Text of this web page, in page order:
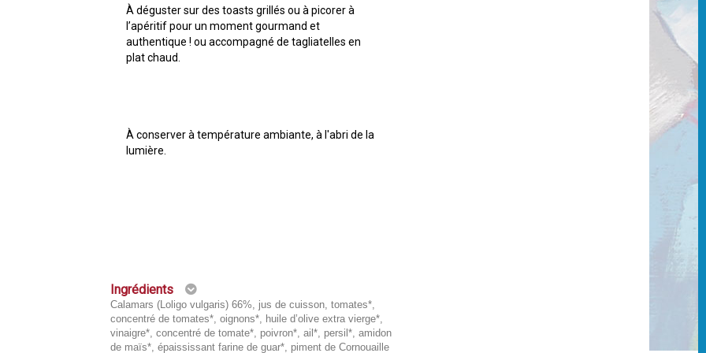
À déguster sur des toasts grillés ou à picorer à
l’apéritif pour un moment gourmand et
authentique ! ou accompagné de tagliatelles en
plat chaud.
À conserver à température ambiante, à l'abri de la
lumière.
Ingrédients
Calamars (Loligo vulgaris) 66%, jus de cuisson, tomates*,
concentré de tomates*, oignons*, huile d’olive extra vierge*,
vinaigre*, concentré de tomate*, poivron*, ail*, persil*, amidon
de maïs*, épaississant farine de guar*, piment de Cornouaille